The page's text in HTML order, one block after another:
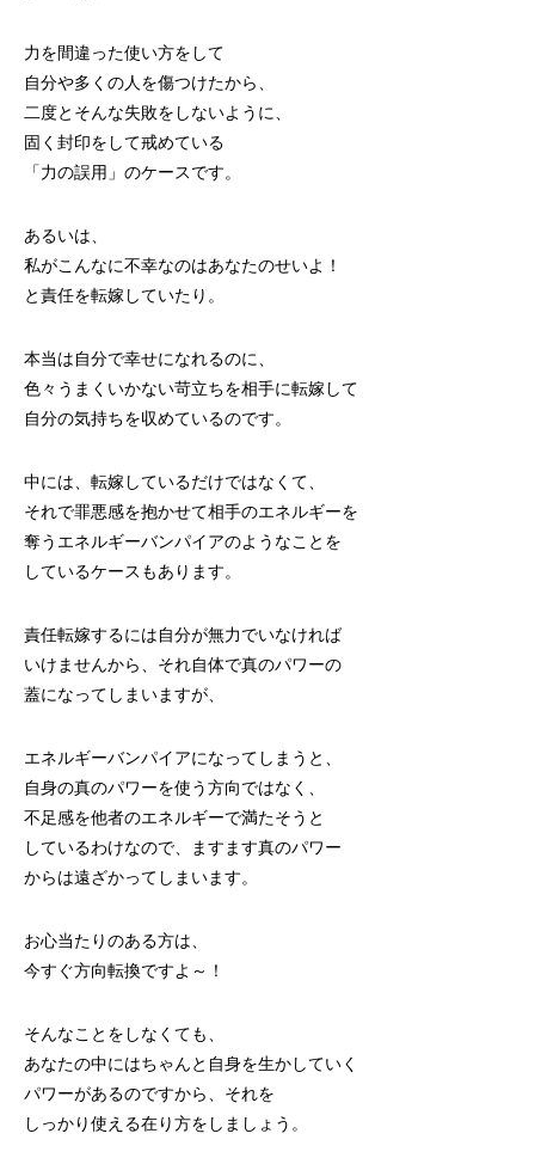
力を間違った使い方をして
自分や多くの人を傷つけたから、
二度とそんな失敗をしないように、
固く封印をして戒めている
「力の誤用」のケースです。
あるいは、
私がこんなに不幸なのはあなたのせいよ！
と責任を転嫁していたり。
本当は自分で幸せになれるのに、
色々うまくいかない苛立ちを相手に転嫁して
自分の気持ちを収めているのです。
中には、転嫁しているだけではなくて、
それで罪悪感を抱かせて相手のエネルギーを
奪うエネルギーバンパイアのようなことを
しているケースもあります。
責任転嫁するには自分が無力でいなければ
いけませんから、それ自体で真のパワーの
蓋になってしまいますが、
エネルギーバンパイアになってしまうと、
自身の真のパワーを使う方向ではなく、
不足感を他者のエネルギーで満たそうと
しているわけなので、ますます真のパワー
からは遠ざかってしまいます。
お心当たりのある方は、
今すぐ方向転換ですよ～！
そんなことをしなくても、
あなたの中にはちゃんと自身を生かしていく
パワーがあるのですから、それを
しっかり使える在り方をしましょう。